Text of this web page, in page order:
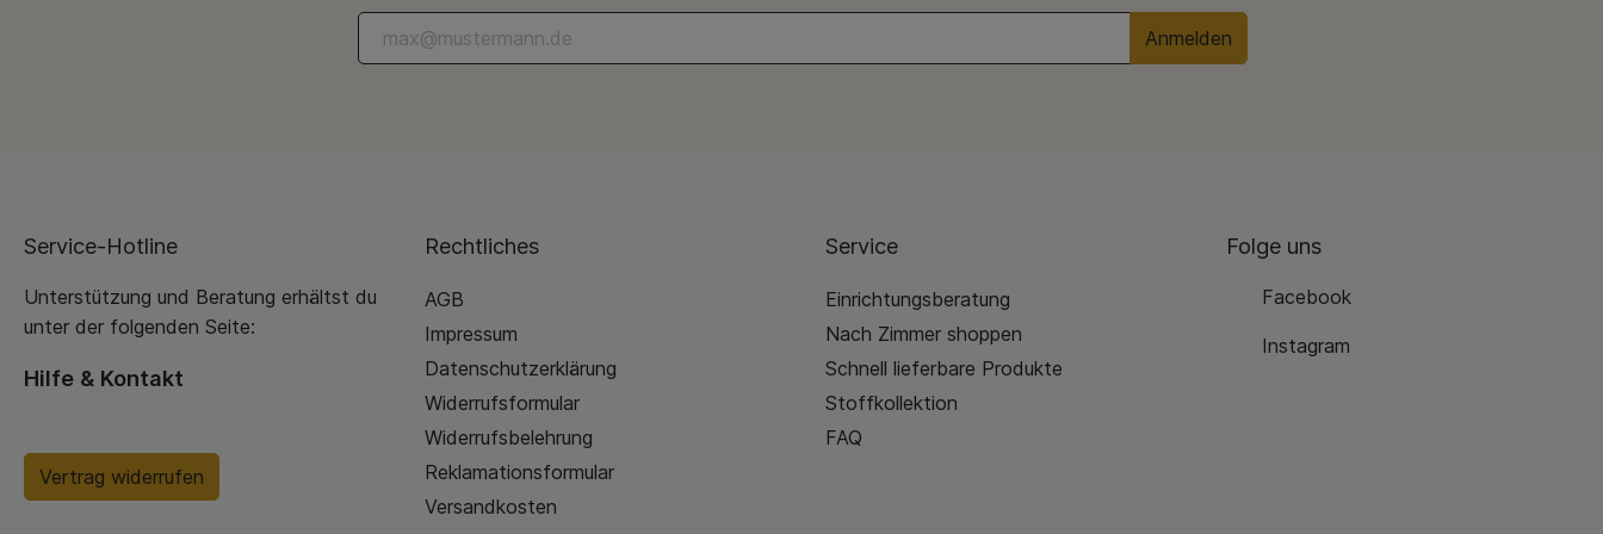
Jugendmöbel von diesem schönen Jugendzimmer an.
Passe sie sofort an deinen Raum an.Sofa und Bett -
Anmelden
Service-Hotline
Unterstützung und Beratung erhältst du
unter der folgenden Seite:
Hilfe & Kontakt
Vertrag widerrufen
Folge uns
Facebook
Instagram
Rechtliches
AGB
Impressum
Datenschutzerklärung
Widerrufsformular
Widerrufsbelehrung
Reklamationsformular
Versandkosten
Service
Einrichtungsberatung
Nach Zimmer shoppen
Schnell lieferbare Produkte
Stoffkollektion
FAQ